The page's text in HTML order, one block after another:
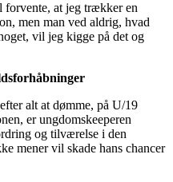
at jeg trækker en
men man ved aldrig, hvad
vil jeg kigge på det og
alt at dømme, på U/19
er ungdomskeeperen
og tilværelse i den
mener vil skade hans chancer